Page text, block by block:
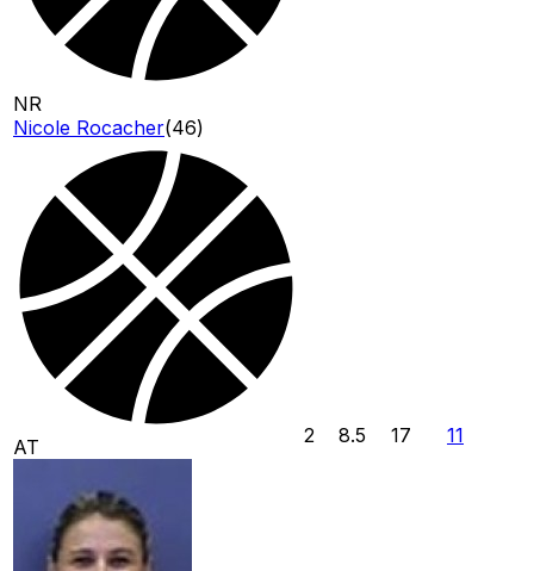
NR
Nicole Rocacher(46)
AT 2 8.5 17 11